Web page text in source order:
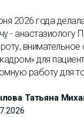
2026 года
- анастазиологу
внимательное
для
работу для
сустава,
за Ваш
Татьяна